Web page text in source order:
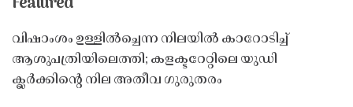
വിഷാംശം ഉള്ളിൽച്ചെന്ന നിലയിൽ കാറോടിച്ച്
ആശുപത്രിയിലെത്തി; കളക്ടറേറ്റിലെ യുഡി
ക്ലർക്കിൻ്റെ നില അതീവ ഗുരുതരം